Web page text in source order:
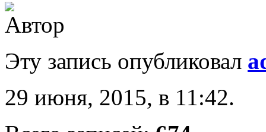
Эту запись опубликовал
29 июня, 2015, в 11:42.